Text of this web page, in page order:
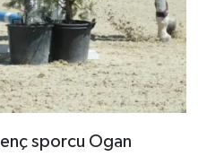
sporcu Ogan